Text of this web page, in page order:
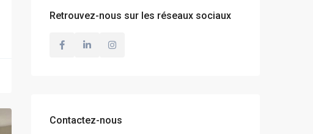
Retrouvez-nous sur les réseaux sociaux
Contactez-nous